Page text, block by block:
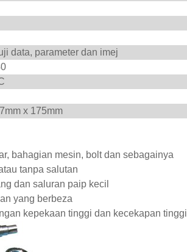
data, parameter dan imej
x 175mm
bahagian mesin, bolt dan sebagainya
tanpa salutan
dan saluran paip kecil
yang berbeza
kepekaan tinggi dan kecekapan tinggi